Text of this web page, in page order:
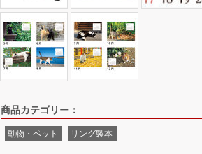
商品カテゴリー：
動物・ペット リング製本